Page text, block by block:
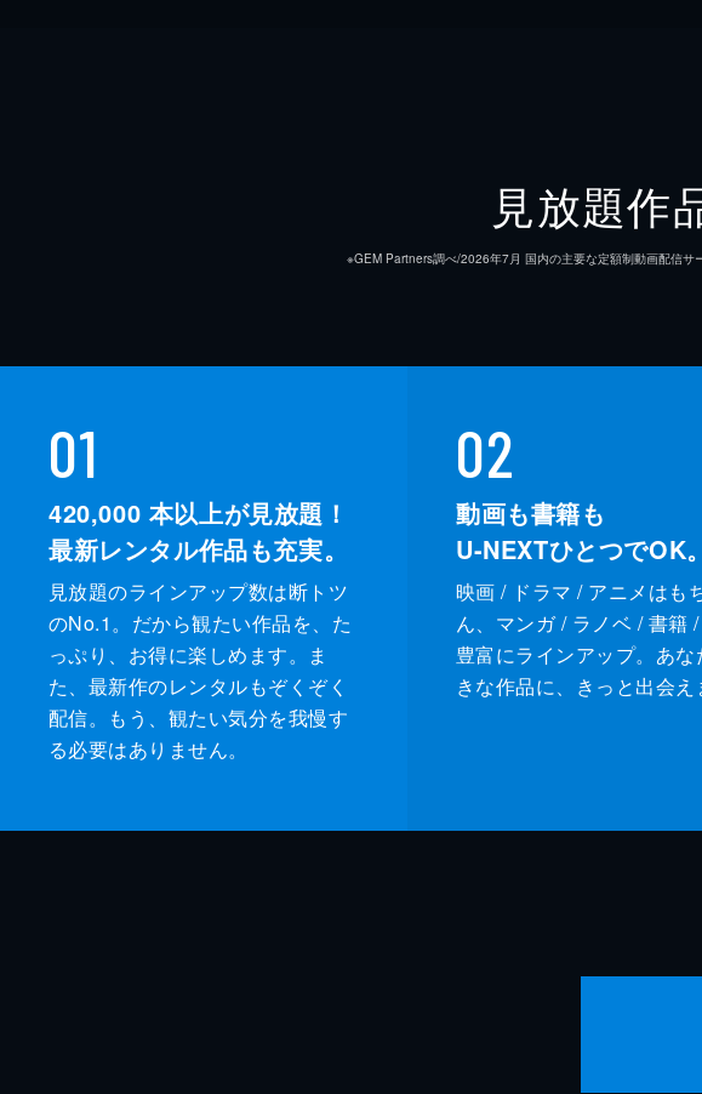
見放題作
※GEM Partners調べ/2026年7⽉ 国内の主要な定額制動画配信サ
01
420,000 本以上が見放題！
最新レンタル作品も充実。
見放題のラインアップ数は断トツ
のNo.1。だから観たい作品を、た
っぷり、お得に楽しめます。ま
た、最新作のレンタルもぞくぞく
配信。もう、観たい気分を我慢す
る必要はありません。
02
動画も書籍も
U-NEXTひとつでOK。
映画 / ドラマ / アニメはも
ん、マンガ / ラノベ / 書籍
豊富にラインアップ。あな
きな作品に、きっと出会え